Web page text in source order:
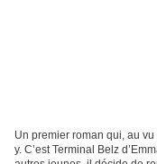
Un premier roman qui, au
y. C’est Terminal Belz